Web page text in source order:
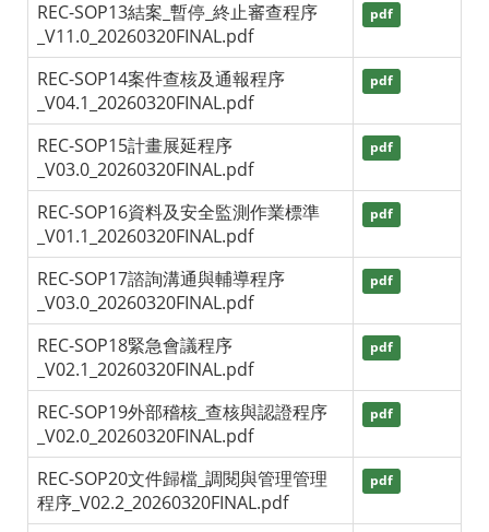
REC-SOP13結案_暫停_終止審查程序
_V11.0_20260320FINAL.pdf
pdf
REC-SOP14案件查核及通報程序
_V04.1_20260320FINAL.pdf
pdf
REC-SOP15計畫展延程序
_V03.0_20260320FINAL.pdf
pdf
REC-SOP16資料及安全監測作業標準
_V01.1_20260320FINAL.pdf
pdf
REC-SOP17諮詢溝通與輔導程序
_V03.0_20260320FINAL.pdf
pdf
REC-SOP18緊急會議程序
_V02.1_20260320FINAL.pdf
pdf
REC-SOP19外部稽核_查核與認證程序
_V02.0_20260320FINAL.pdf
pdf
REC-SOP20文件歸檔_調閱與管理管理
程序_V02.2_20260320FINAL.pdf
pdf